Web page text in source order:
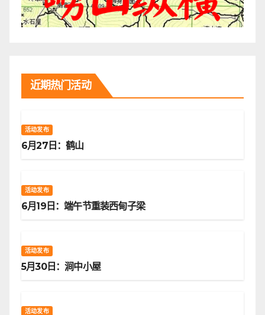
近期热门活动
活动发布
6月27日：鹤山
活动发布
6月19日：端午节重装西甸子梁
活动发布
5月30日：涧中小屋
活动发布